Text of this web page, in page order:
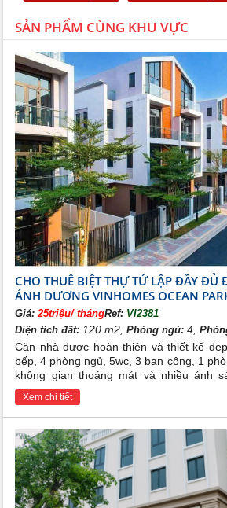
SẢN PHẨM CÙNG KHU VỰC
CHO THUÊ BIỆT THỰ TỨ LẬP ĐẦY ĐỦ
ÁNH DƯƠNG VINHOMES OCEAN
Giá:25triệu/ thángRef: VI2381
Diện tích đất: 120 m2,Phòng ngủ: 4,
Căn nhà được hoàn thiện và thiết kế
bếp, 4 phòng ngủ, 5wc, 3 ban công, 1
không gian thoáng mát và nhiều ánh
khuôn viên nhà. Nội thất bên trong đã
đầy đủ cho các phòng( đều đẹp và
quanh đầy đủ, An ninh và bảo vệ 24/24h
Xem chi tiết